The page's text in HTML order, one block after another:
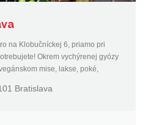
na Klobučníckej 6, priamo pri
Okrem vychýrenej gyózy
mise, lakse, poké,
Bratislava